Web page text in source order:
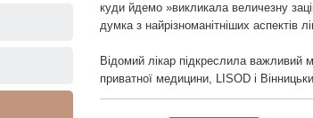
куди йдемо »викликала величезну
думка з найрізноманітніших аспектів
Відомий лікар підкреслила важливий
приватної медицини, LISOD і